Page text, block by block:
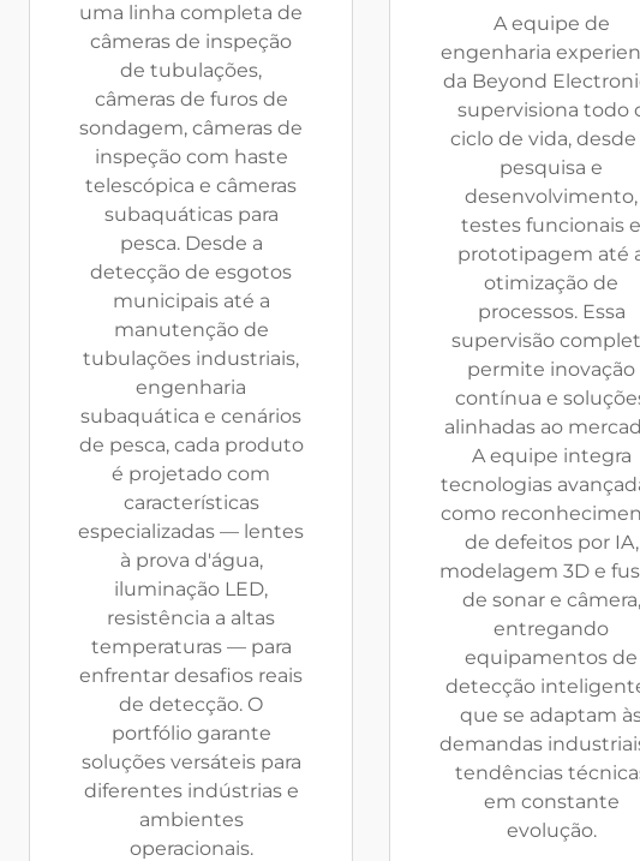
uma linha completa de
câmeras de inspeção
de tubulações,
câmeras de furos de
sondagem, câmeras de
inspeção com haste
telescópica e câmeras
subaquáticas para
pesca. Desde a
detecção de esgotos
municipais até a
manutenção de
tubulações industriais,
engenharia
subaquática e cenários
de pesca, cada produto
é projetado com
características
especializadas — lentes
à prova d'água,
iluminação LED,
resistência a altas
temperaturas — para
enfrentar desafios reais
de detecção. O
portfólio garante
soluções versáteis para
diferentes indústrias e
ambientes
operacionais.
A equipe de
engenharia
da Beyond
supervisiona todo
ciclo de vida, desde
pesquisa e
desenvolvimento,
testes funcionais e
prototipagem até
otimização de
processos. Essa
supervisão
permite inovação
contínua e
alinhadas ao
A equipe integra
tecnologias
como
de defeitos por IA,
modelagem 3D e
de sonar e câmera,
entregando
equipamentos de
detecção
que se adaptam
demandas
tendências
em constante
evolução.